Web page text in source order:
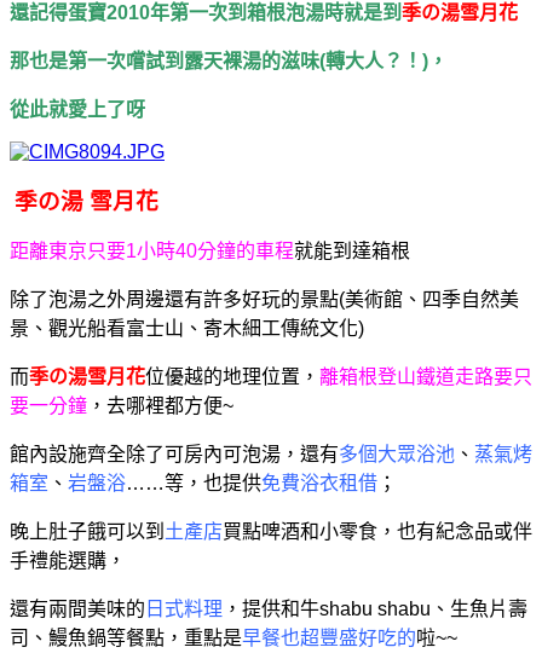
還記得蛋寶2010年第一次到箱根泡湯時就是到 季の湯雪月花
那也是第一次嚐試到露天裸湯的滋味(轉大人？！ )，
從此就愛上了呀
季の湯 雪月花
距離東京只要1小時40分鐘的車程就能到達箱根
除了泡湯之外周邊還有許多好玩的景點(美術館、四季自然美
景、觀光船看富士山、寄木細工傳統文化)
而季の湯雪月花位優越的地理位置， 離箱根登山鐵道走路要只
要一分鐘 ，去哪裡都方便~
館內設施齊全除了可房內可泡湯， 還有多個大眾浴池 、 蒸氣烤
箱室 、 岩盤浴……等，也提供免費浴衣租借 ；
晚上肚子餓可以到 土產店買點啤酒和小零食，也有紀念品或伴
手禮能選購，
還有兩間美味的 日式料理 ，提供和牛shabu shabu、生魚片壽
司、鰻魚鍋等餐點， 重點是早餐也超豐盛好吃的啦~~